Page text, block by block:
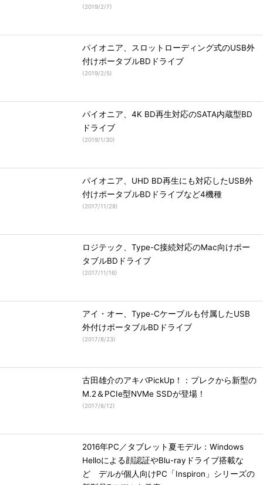
(2019/2/7)
パイオニア、スロットローディング式のUSB外
付けポータブルBDドライブ
(2019/2/5)
パイオニア、4K BD再生対応のSATA内蔵型BD
ドライブ
(2019/1/30)
パイオニア、UHD BD再生にも対応したUSB外
付けポータブルBDドライブなど4機種
(2017/11/28)
ロジテック、Type-C接続対応のMac向けポー
タブルBDドライブ
(2017/11/16)
アイ・オー、Type-Cケーブルも付属したUSB
外付けポータブルBDドライブ
(2017/8/23)
古田雄介のアキバPickUp！：プレクから新型の
M.2＆PCIe型NVMe SSDが登場！
(2017/6/12)
2016年PC／タブレット夏モデル：Windows
Helloによる顔認証やBlu-rayドライブ搭載な
ど デルが個人向けPC「Inspiron」シリーズの